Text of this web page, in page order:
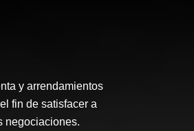
y arrendamientos
fin de satisfacer a
negociaciones.